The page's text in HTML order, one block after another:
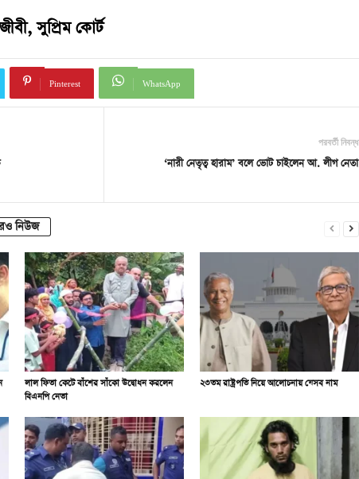
সুপ্রিম কোর্ট
Pinterest WhatsApp
পরবর্তী নিবন্ধ
‘নারী নেতৃত্ব হারাম’ বলে ভোট চাইলেন আ. লীগ নেতা
নিউজ
লাল ফিতা কেটে বাঁশের সাঁকো উদ্বোধন করলেন
বিএনপি নেতা
২৩তম রাষ্ট্রপতি নিয়ে আলোচনায় যেসব নাম